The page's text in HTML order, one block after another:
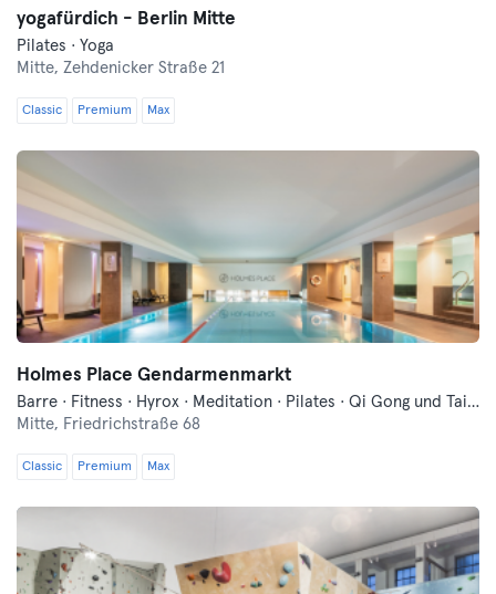
yogafürdich - Berlin Mitte
Pilates · Yoga
Mitte, Zehdenicker Straße 21
Classic Premium Max
Holmes Place Gendarmenmarkt
Barre · Fitness · Hyrox · Meditation · Pilates · Qi Gong und Tai Chi · Sauna · Schwimmen · Tanzen · Yoga
Mitte, Friedrichstraße 68
Classic Premium Max